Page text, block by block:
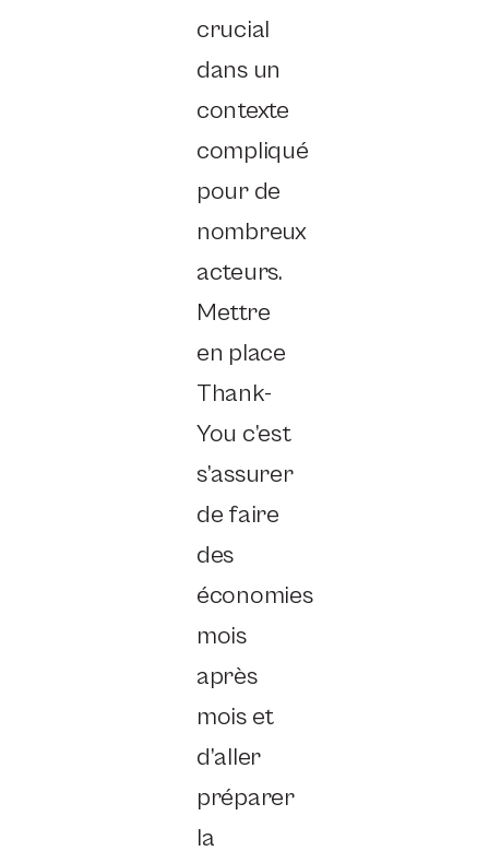
crucial
dans un
contexte
compliqué
pour de
nombreux
acteurs.
Mettre
en place
Thank-
You c’est
s’assurer
de faire
des
économies
mois
après
mois et
d’aller
préparer
la